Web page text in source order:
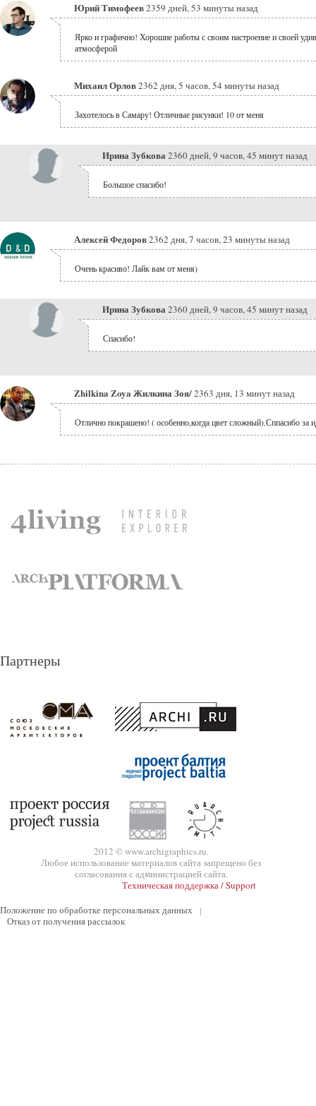
Юрий Тимофеев2359 дней, 53 минуты назад
Ярко и графично! Хорошие работы с своим настроение и своей
атмосферой
Михаил Орлов2362 дня, 5 часов, 54 минуты назад
Захотелось в Самару! Отличные рисунки! 10 от меня
Ирина Зубкова 2360 дней, 9 часов, 45 минут назад
Большое спасибо!
Алексей Федоров2362 дня, 7 часов, 23 минуты назад
Очень красиво! Лайк вам от меня)
Ирина Зубкова 2360 дней, 9 часов, 45 минут назад
Спасибо!
Zhilkina Zoya Жилкина Зоя/2363 дня, 13 минут назад
Отлично покрашено! ( особенно,когда цвет сложный).Сппасибо за
Партнеры
2012 © www.archigraphics.ru.
Любое использование материалов сайта запрещено без
согласования с администрацией сайта.
Техническая поддержка / Support
Положение по обработке персональных данных
|
Отказ от получения рассылок